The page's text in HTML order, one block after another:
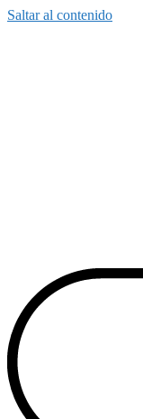
Saltar al contenido